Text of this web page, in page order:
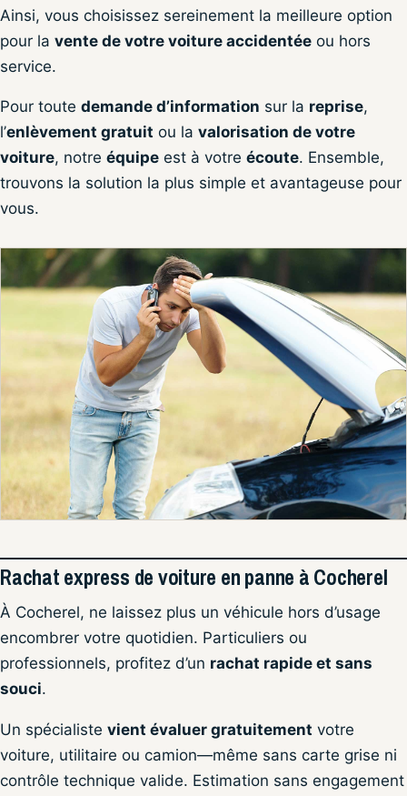
Ainsi, vous choisissez sereinement la meilleure option
pour la vente de votre voiture accidentée ou hors
service.
Pour toute demande d’information sur la reprise,
l’enlèvement gratuit ou la valorisation de votre
voiture, notre équipe est à votre écoute. Ensemble,
trouvons la solution la plus simple et avantageuse pour
vous.
Rachat express de voiture en panne à Cocherel
À Cocherel, ne laissez plus un véhicule hors d’usage
encombrer votre quotidien. Particuliers ou
professionnels, profitez d’un rachat rapide et sans
souci.
Un spécialiste vient évaluer gratuitement votre
voiture, utilitaire ou camion—même sans carte grise ni
contrôle technique valide. Estimation sans engagement